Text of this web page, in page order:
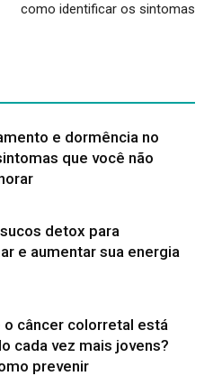
como identificar os sintomas
e dormência no
que você não
detox para
e aumentar sua energia
o câncer colorretal está
cada vez mais jovens?
prevenir